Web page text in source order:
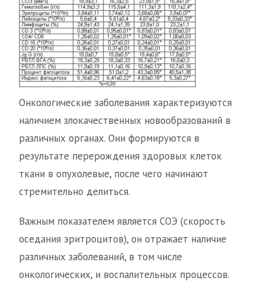
Онкологические заболевания характеризуются
наличием злокачественных новообразований в
различных органах. Они формируются в
результате перерождения здоровых клеток
ткани в опухолевые, после чего начинают
стремительно делиться.
Важным показателем является СОЭ (скорость
оседания эритроцитов), он отражает наличие
различных заболеваний, в том числе
онкологических, и воспалительных процессов.